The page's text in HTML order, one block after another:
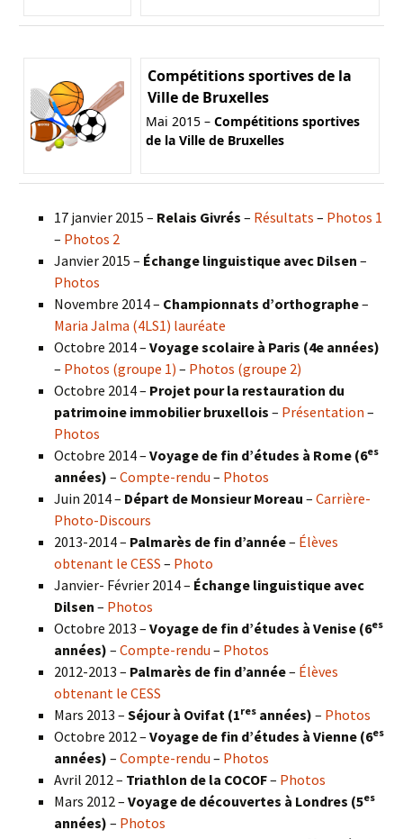
Compétitions sportives de la
Ville de Bruxelles
Mai 2015 – Compétitions sportives
de la Ville de Bruxelles
17 janvier 2015 – Relais Givrés – Résultats – Photos 1
– Photos 2
Janvier 2015 – Échange linguistique avec Dilsen –
Photos
Novembre 2014 – Championnats d’orthographe–
Maria Jalma (4LS1) lauréate
Octobre 2014 – Voyage scolaire à Paris (4e années)
– Photos (groupe 1) – Photos (groupe 2)
Octobre 2014 – Projet pour la restauration du
patrimoine immobilier bruxellois – Présentation –
Photos
Octobre 2014 – Voyage de fin d’études à Rome (6es
années) – Compte-rendu – Photos
Juin 2014 – Départ de Monsieur Moreau – Carrière-
Photo-Discours
2013-2014 – Palmarès de fin d’année– Élèves
obtenant le CESS – Photo
Janvier- Février 2014 – Échange linguistique avec
Dilsen – Photos
Octobre 2013 – Voyage de fin d’études à Venise (6es
années) – Compte-rendu – Photos
2012-2013 – Palmarès de fin d’année– Élèves
obtenant le CESS
Mars 2013 – Séjour à Ovifat (1res années) – Photos
Octobre 2012 – Voyage de fin d’études à Vienne (6es
années) – Compte-rendu – Photos
Avril 2012 – Triathlon de la COCOF– Photos
Mars 2012 – Voyage de découvertes à Londres (5es
années) – Photos